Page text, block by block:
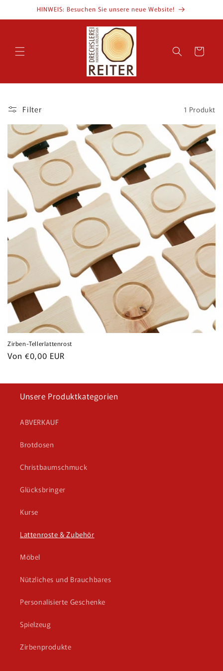
Inhalt
HINWEIS: Besuchen Sie unsere neue Website!
Warenkorb
Filter 1 Produkt
Zirben-Tellerlattenrost
Normaler
Von €0,00 EUR
Unsere Produktkategorien
ABVERKAUF
Brotdosen
Christbaumschmuck
Glücksbringer
Kurse
Lattenroste & Zubehör
Möbel
Nützliches und Brauchbares
Personalisierte Geschenke
Spielzeug
Zirbenprodukte